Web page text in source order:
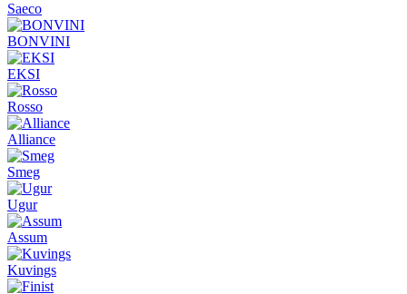
Saeco
BONVINI
EKSI
Rosso
Alliance
Smeg
Ugur
Assum
Kuvings